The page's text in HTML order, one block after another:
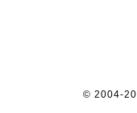
© 2004-